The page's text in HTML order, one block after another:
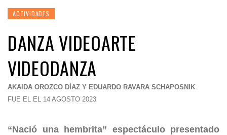
ACTIVIDADES
DANZA VIDEOARTE
VIDEODANZA
AKAIDA OROZCO DÍAZ Y EDUARDO RAVARA SCHAPOSNIK
FUE EL EL 14 AGOSTO 2023
“Nació una hembrita” espectáculo presentado